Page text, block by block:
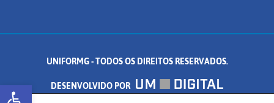
Abrir a barra de ferramentas
UNIFORMG - TODOS OS DIREITOS RESERVADOS.
DESENVOLVIDO POR